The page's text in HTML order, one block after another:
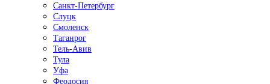
Санкт-Петербург
Слуцк
Смоленск
Таганрог
Тель-Авив
Тула
Уфа
Феодосия